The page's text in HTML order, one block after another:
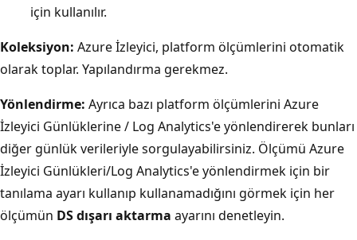
için kullanılır.
Koleksiyon: Azure İzleyici, platform ölçümlerini otomatik
olarak toplar. Yapılandırma gerekmez.
Yönlendirme: Ayrıca bazı platform ölçümlerini Azure
İzleyici Günlüklerine / Log Analytics'e yönlendirerek bunları
diğer günlük verileriyle sorgulayabilirsiniz. Ölçümü Azure
İzleyici Günlükleri/Log Analytics'e yönlendirmek için bir
tanılama ayarı kullanıp kullanamadığını görmek için her
ölçümün DS dışarı aktarma ayarını denetleyin.